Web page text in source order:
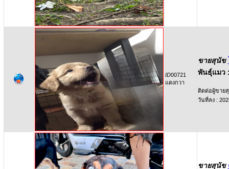
ID00721
แตงกวา
ขายสุนัข
พันธุ์แมว
ติดต่อผู้ขาย
วันที่ลง :
ขายสุนัข